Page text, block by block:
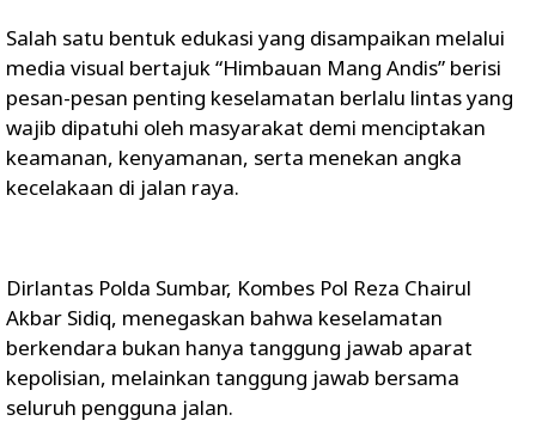
Salah satu bentuk edukasi yang disampaikan melalui
media visual bertajuk “Himbauan Mang Andis” berisi
pesan-pesan penting keselamatan berlalu lintas yang
wajib dipatuhi oleh masyarakat demi menciptakan
keamanan, kenyamanan, serta menekan angka
kecelakaan di jalan raya.
Dirlantas Polda Sumbar, Kombes Pol Reza Chairul
Akbar Sidiq, menegaskan bahwa keselamatan
berkendara bukan hanya tanggung jawab aparat
kepolisian, melainkan tanggung jawab bersama
seluruh pengguna jalan.